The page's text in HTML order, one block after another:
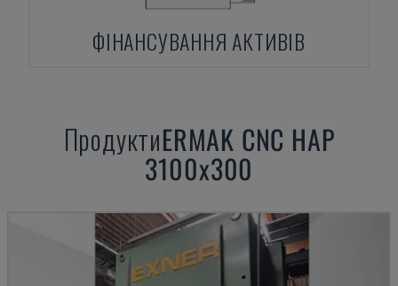
ФІНАНСУВАННЯ АКТИВІВ
ПродуктиERMAK CNC HAP
3100x300